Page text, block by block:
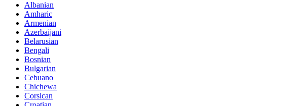
Albanian
Amharic
Armenian
Azerbaijani
Belarusian
Bengali
Bosnian
Bulgarian
Cebuano
Chichewa
Corsican